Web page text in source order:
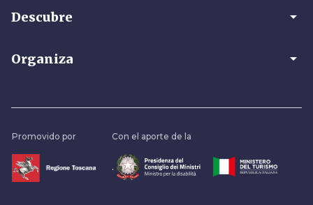
Descubre arrow_drop_down
Organiza arrow_drop_down
Promovido por Con el aporte de la
.